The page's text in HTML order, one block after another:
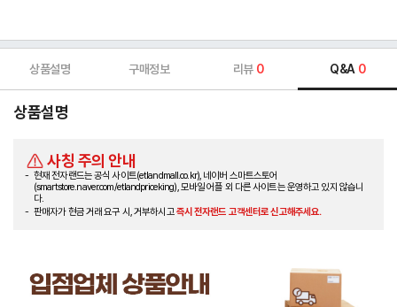
상품설명 구매정보 리뷰 0 Q&A 0
상품설명
사칭 주의 안내
현재 전자랜드는 공식 사이트(etlandmall.co.kr), 네이버 스마트스토어
(smartstore.naver.com/etlandpriceking), 모바일 어플 외 다른 사이트는 운영하고 있지 않습니
다.
판매자가 현금 거래 요구 시, 거부하시고즉시 전자랜드 고객센터로 신고해주세요.